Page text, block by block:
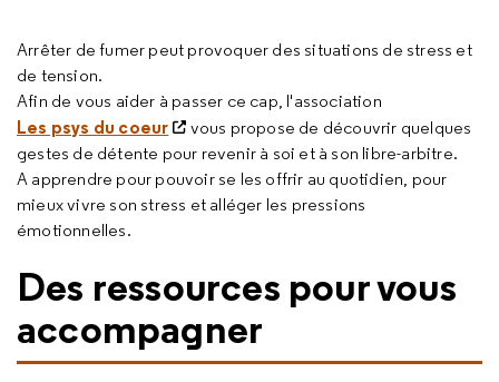
Arrêter de fumer peut provoquer des situations de stress et
de tension.
Afin de vous aider à passer ce cap, l'association
Les psys du coeur
vous propose de découvrir quelques
gestes de détente pour revenir à soi et à son libre-arbitre.
A apprendre pour pouvoir se les offrir au quotidien, pour
mieux vivre son stress et alléger les pressions
émotionnelles.
Des ressources pour vous
accompagner